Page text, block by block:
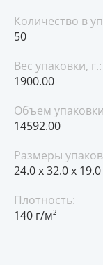
Количество в
50
Вес упаковки, г.:
1900.00
Объем
14592.00
Размеры
24.0 x 32.0 x 19.0
Плотность:
140 г/м²